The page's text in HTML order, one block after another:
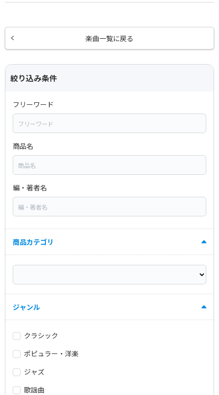
楽曲一覧に戻る
絞り込み条件
フリーワード
商品名
編・著者名
商品カテゴリ
ジャンル
クラシック
ポピュラー・洋楽
ジャズ
歌謡曲